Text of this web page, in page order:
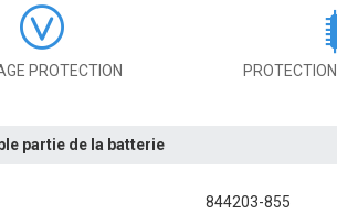
PROTECTION
partie de la batterie
844203-855